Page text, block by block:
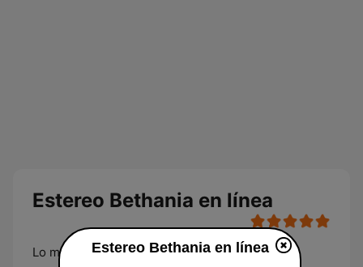
Estereo Bethania en línea
Lo mejor de tu vida, está por venir
Estereo Bethania en línea